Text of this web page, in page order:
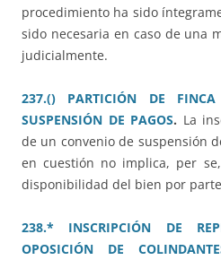
procedimiento ha sido
sido necesaria en caso de una
judicialmente.
237.() PARTICIÓN DE
SUSPENSIÓN DE PAGOS. La
de un convenio de suspensión
en cuestión no implica, per
disponibilidad del bien por
238.* INSCRIPCIÓN DE
OPOSICIÓN DE